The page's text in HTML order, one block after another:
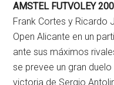
AMSTEL FUTVOLEY
Frank Cortes y Ricardo
Open Alicante en un
ante sus máximos
se prevee un gran
victoria de Sergio